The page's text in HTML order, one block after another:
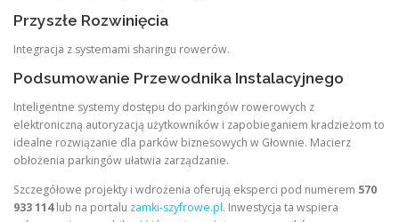
Przyszłe Rozwinięcia
Integracja z systemami sharingu rowerów.
Podsumowanie Przewodnika Instalacyjnego
Inteligentne systemy dostępu do parkingów rowerowych z
elektroniczną autoryzacją użytkowników i zapobieganiem kradzieżom to
idealne rozwiązanie dla parków biznesowych w Głownie. Macierz
obłożenia parkingów ułatwia zarządzanie.
Szczegółowe projekty i wdrożenia oferują eksperci pod numerem 570
933 114lub na portalu zamki-szyfrowe.pl. Inwestycja ta wspiera